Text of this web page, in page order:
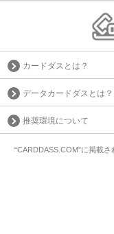
カードダスとは？
データカードダスとは？
推奨環境について
“CARDDASS.COM”に掲載